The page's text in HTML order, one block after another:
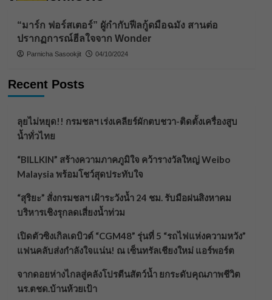
“มาร์ก ฟอร์สเตอร์” ผูักำกับฟีลกู้ดมือฉมัง สานต่อ
ปรากฏการณ์ฮีลใจจาก Wonder
Parnicha Sasookjit 04/10/2024
Recent Posts
ลุยไม่หยุด!! กรมชลฯ เร่งเคลียร์ผักตบชวา-ติดตั้งเครื่องสูบ
น้ำทั่วไทย
“BILLKIN” สร้างความภาคภูมิใจ คว้ารางวัลใหญ่ Weibo
Malaysia พร้อมโชว์สุดประทับใจ
“สุริยะ” สั่งกรมชลฯ เฝ้าระวังน้ำ 24 ชม. รับมือฝนสิงหาคม
บริหารเชิงรุกลดเสี่ยงน้ำท่วม
เปิดตัวซิงเกิลเดบิวต์ “CGM48” รุ่นที่ 5 “รถไฟแห่งความหวัง”
แฟนคลับส่งกำลังใจแน่น! ณ เซ็นทรัลเชียงใหม่ แอร์พอร์ต
จากดอยห่างไกลสู่คลังโปรตีนสัตว์น้ำ ยกระดับคุณภาพชีวิต
นร.ตชด.บ้านห้วยเป้า